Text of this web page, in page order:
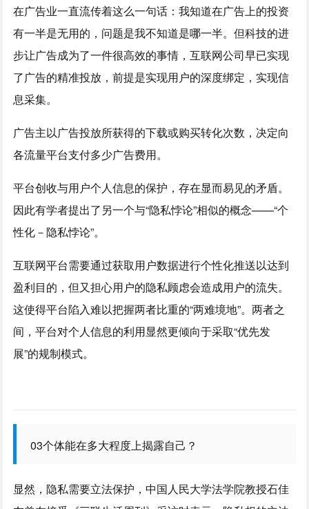
在广告业一直流传着这么一句话：我知道在广告上的投资
有一半是无用的，问题是我不知道是哪一半。但科技的进
步让广告成为了一件很高效的事情，互联网公司早已实现
了广告的精准投放，前提是实现用户的深度绑定，实现信
息采集。
广告主以广告投放所获得的下载或购买转化次数，决定向
各流量平台支付多少广告费用。
平台创收与用户个人信息的保护，存在显而易见的矛盾。
因此有学者提出了另一个与“隐私悖论”相似的概念——“个
性化－隐私悖论”。
互联网平台需要通过获取用户数据进行个性化推送以达到
盈利目的，但又担心用户的隐私顾虑会造成用户的流失。
这使得平台陷入难以把握两者比重的“两难境地”。两者之
间，平台对个人信息的利用显然更倾向于采取“优先发
展”的规制模式。
03个体能在多大程度上揭露自己？
显然，隐私需要立法保护，中国人民大学法学院教授石佳